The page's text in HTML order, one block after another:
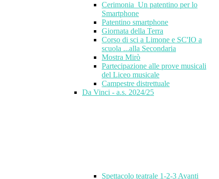
Cerimonia_Un patentino per lo
Smartphone
Patentino smartphone
Giornata della Terra
Corso di sci a Limone e SC'IO a
scuola ...alla Secondaria
Mostra Mirò
Partecipazione alle prove musicali
del Liceo musicale
Campestre distrettuale
Da Vinci - a.s. 2024/25
Spettacolo teatrale 1-2-3 Avanti